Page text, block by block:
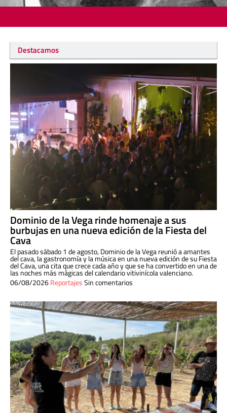
Destacamos
Dominio de la Vega rinde homenaje a sus
burbujas en una nueva edición de la Fiesta del
Cava
El pasado sábado 1 de agosto, Dominio de la Vega reunió a amantes
del cava, la gastronomía y la música en una nueva edición de su Fiesta
del Cava, una cita que crece cada año y que se ha convertido en una de
las noches más mágicas del calendario vitivinícola valenciano.
06/08/2026ReportajesSin comentarios